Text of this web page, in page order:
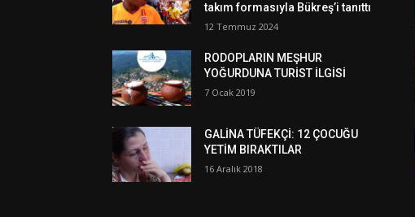
takım formasıyla Bükreş’i tanıttı
12 Temmuz 2024
RODOPLARIN MEŞHUR
YOĞURDUNA TURİST İLGİSİ
7 Ocak 2019
GALİNA TÜFEKÇİ: 12 ÇOCUĞU
YETİM BIRAKTILAR
16 Aralık 2018